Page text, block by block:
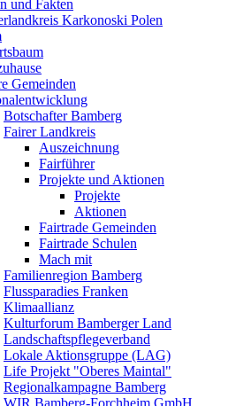
und Fakten
Karkonoski Polen
Gemeinden
Botschafter Bamberg
Fairer Landkreis
Auszeichnung
Fairführer
Projekte und Aktionen
Projekte
Aktionen
Fairtrade Gemeinden
Fairtrade Schulen
Mach mit
Familienregion Bamberg
Flussparadies Franken
Klimaallianz
Kulturforum Bamberger Land
Landschaftspflegeverband
Lokale Aktionsgruppe (LAG)
Life Projekt "Oberes Maintal"
Regionalkampagne Bamberg
WIR Bamberg-Forchheim GmbH